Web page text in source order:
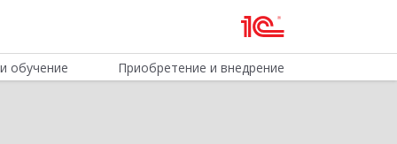
обучение Приобретение и внедрение